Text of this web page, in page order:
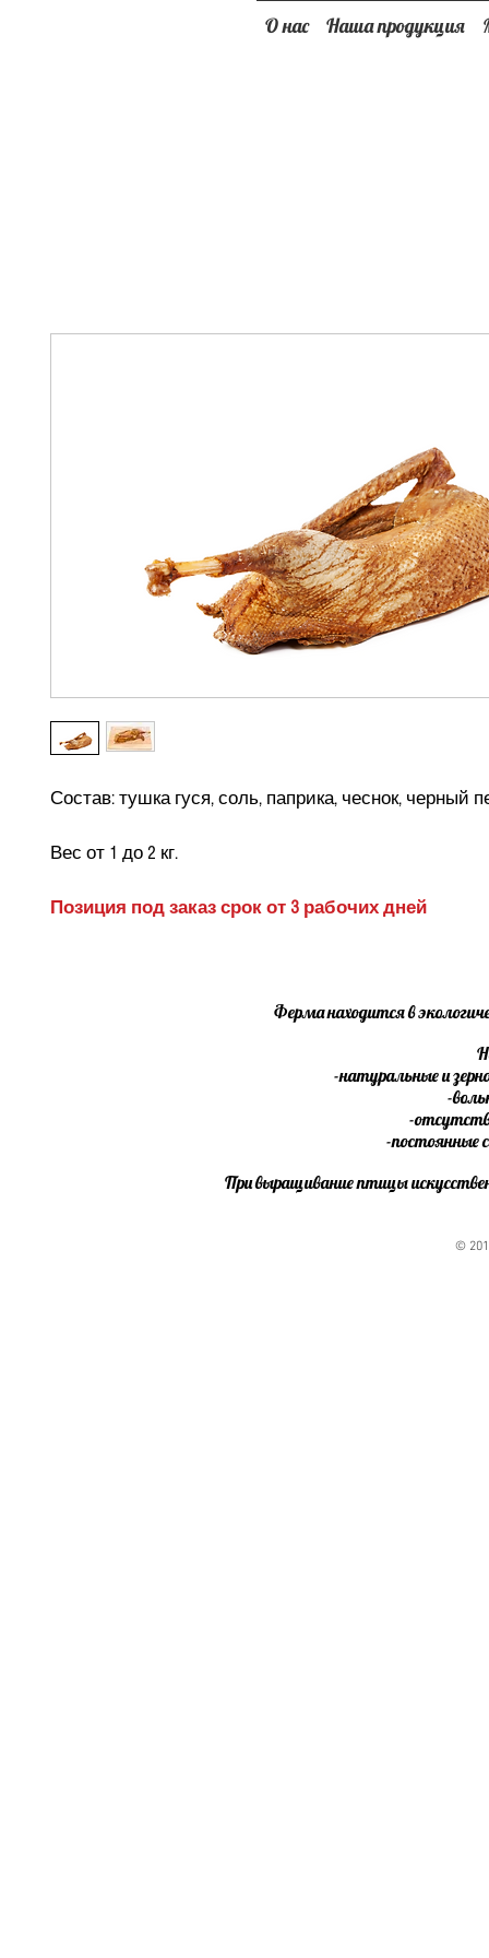
О нас Наша продукция
Состав: тушка гуся, соль, паприка, чеснок, черный
Вес от 1 до 2 кг.
Позиция под заказ срок от 3 рабочих дней
Ферма находится в
-натуральные и
-
-
-постоянные
При выращивание птицы
©